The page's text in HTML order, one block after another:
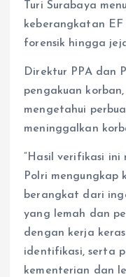
Turi Surabaya
keberangkatan EF
forensik hingga
Direktur PPA dan
pengakuan
mengetahui
meninggalkan
“Hasil verifikasi ini
Polri mengungkap
berangkat dari
yang lemah dan
dengan kerja
identifikasi, serta
kementerian dan